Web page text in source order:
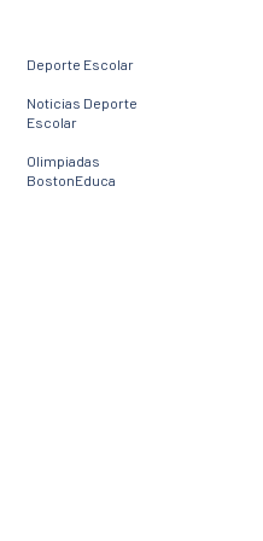
Deporte Escolar
Noticias Deporte
Escolar
Olimpiadas
BostonEduca